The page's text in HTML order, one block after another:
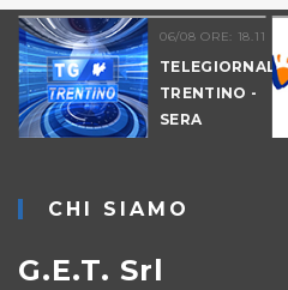
06/08 ORE: 18.11
TELEGIORNALE
TRENTINO -
SERA
CHI SIAMO
G.E.T. Srl